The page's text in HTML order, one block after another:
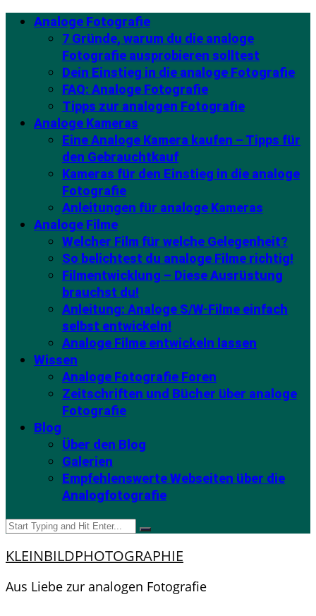
Analoge Fotografie
7 Gründe, warum du die analoge
Fotografie ausprobieren solltest
Dein Einstieg in die analoge Fotografie
FAQ: Analoge Fotografie
Tipps zur analogen Fotografie
Analoge Kameras
Eine Analoge Kamera kaufen – Tipps für
den Gebrauchtkauf
Kameras für den Einstieg in die analoge
Fotografie
Anleitungen für analoge Kameras
Analoge Filme
Welcher Film für welche Gelegenheit?
So belichtest du analoge Filme richtig!
Filmentwicklung – Diese Ausrüstung
brauchst du!
Anleitung: Analoge S/W-Filme einfach
selbst entwickeln!
Analoge Filme entwickeln lassen
Wissen
Analoge Fotografie Foren
Zeitschriften und Bücher über analoge
Fotografie
Blog
Über den Blog
Galerien
Empfehlenswerte Webseiten über die
Analogfotografie
KLEINBILDPHOTOGRAPHIE
Aus Liebe zur analogen Fotografie